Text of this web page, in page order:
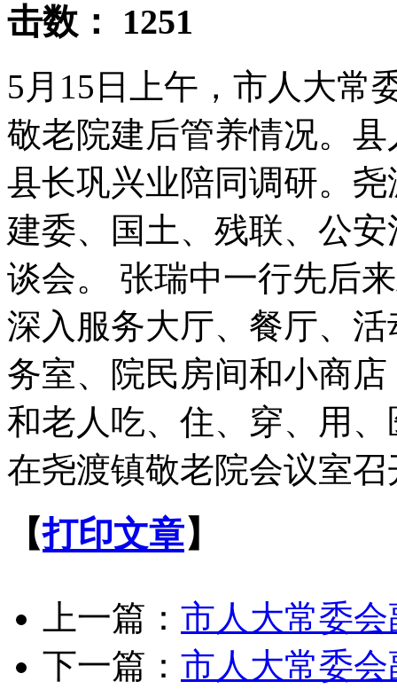
击数： 1251
5月15日上午，市人大常
敬老院建后管养情况。
县长巩兴业陪同调研。
建委、国土、残联、公
谈会。 张瑞中一行先后
深入服务大厅、餐厅、
务室、院民房间和小商
和老人吃、住、穿、用
在尧渡镇敬老院会议室
【打印文章】
上一篇： 市人大常委
下一篇： 市人大常委